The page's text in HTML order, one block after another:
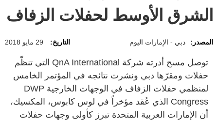
الشرق الأوسط لحفلات الزفاف
المصدر: دبي - الإمارات اليوم التاريخ: 29 مايو 2018
توصل مسح أدرته شركة QnA International التي تنظّم
حفلات ومقرّها دبي ونشرت نتائجه في المؤتمر الخامس
لمنظمي حفلات الزفاف في الوجهات الخارجية DWP
Congress الذي عُقد مؤخراً في لوس كابوس، المكسيك،
أن الإمارات العربية المتحدة تبرز كأولى وجهات حفلات